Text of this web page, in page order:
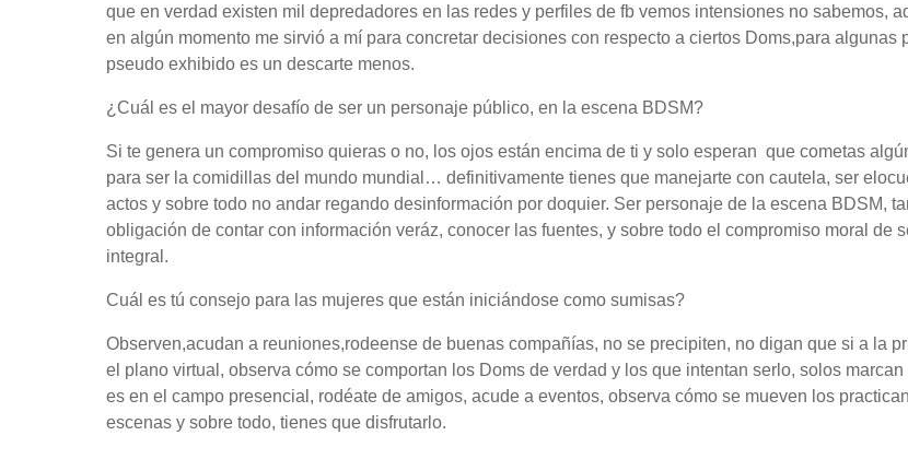
que en verdad existen mil depredadores en las redes y perfiles de fb vemos intensiones no sabemos,
en algún momento me sirvió a mí para concretar decisiones con respecto a ciertos Doms,para algunas
pseudo exhibido es un descarte menos.
¿Cuál es el mayor desafío de ser un personaje público, en la escena BDSM?
Si te genera un compromiso quieras o no, los ojos están encima de ti y solo esperan que cometas
para ser la comidillas del mundo mundial… definitivamente tienes que manejarte con cautela, ser
actos y sobre todo no andar regando desinformación por doquier. Ser personaje de la escena BDSM,
obligación de contar con información veráz, conocer las fuentes, y sobre todo el compromiso moral de
integral.
Cuál es tú consejo para las mujeres que están iniciándose como sumisas?
Observen,acudan a reuniones,rodeense de buenas compañías, no se precipiten, no digan que si a la
el plano virtual, observa cómo se comportan los Doms de verdad y los que intentan serlo, solos
es en el campo presencial, rodéate de amigos, acude a eventos, observa cómo se mueven los
escenas y sobre todo, tienes que disfrutarlo.